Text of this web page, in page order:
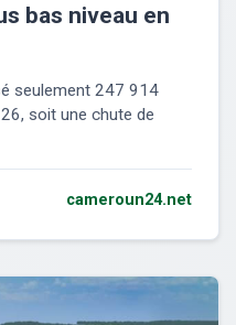
bas niveau en
seulement 247 914
soit une chute de
cameroun24.net